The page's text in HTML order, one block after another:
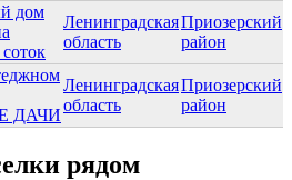
дом
Ленинградская
область
Приозерский
район
ДАЧИ
Ленинградская
область
Приозерский
район
рядом